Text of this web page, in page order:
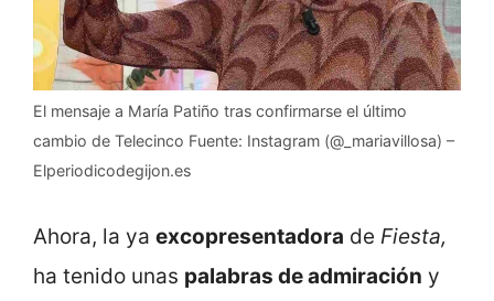
El mensaje a María Patiño tras confirmarse el último
cambio de Telecinco Fuente: Instagram (@_mariavillosa) –
Elperiodicodegijon.es
Ahora, la ya excopresentadora de Fiesta,
ha tenido unas palabras de admiración y